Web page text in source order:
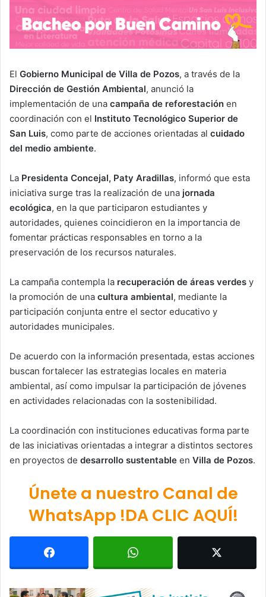
El Gobierno Municipal de Villa de Pozos, a través de la
Dirección de Gestión Ambiental, anunció la
implementación de una campaña de reforestación en
coordinación con el Instituto Tecnológico Superior de
San Luis, como parte de acciones orientadas al cuidado
del medio ambiente.
La Presidenta Concejal, Paty Aradillas, informó que esta
iniciativa surge tras la realización de una jornada
ecológica, en la que participaron estudiantes y
autoridades, quienes coincidieron en la importancia de
fomentar prácticas responsables en torno a la
preservación de los recursos naturales.
La campaña contempla la recuperación de áreas verdes y
la promoción de una cultura ambiental, mediante la
participación conjunta entre el sector educativo y
autoridades municipales.
De acuerdo con la información presentada, estas acciones
buscan fortalecer las estrategias locales en materia
ambiental, así como impulsar la participación de jóvenes
en actividades relacionadas con la sostenibilidad.
La coordinación con instituciones educativas forma parte
de las iniciativas orientadas a integrar a distintos sectores
en proyectos de desarrollo sustentable en Villa de Pozos.
Únete a nuestro Canal de
WhatsApp !DA CLIC AQUÍ!